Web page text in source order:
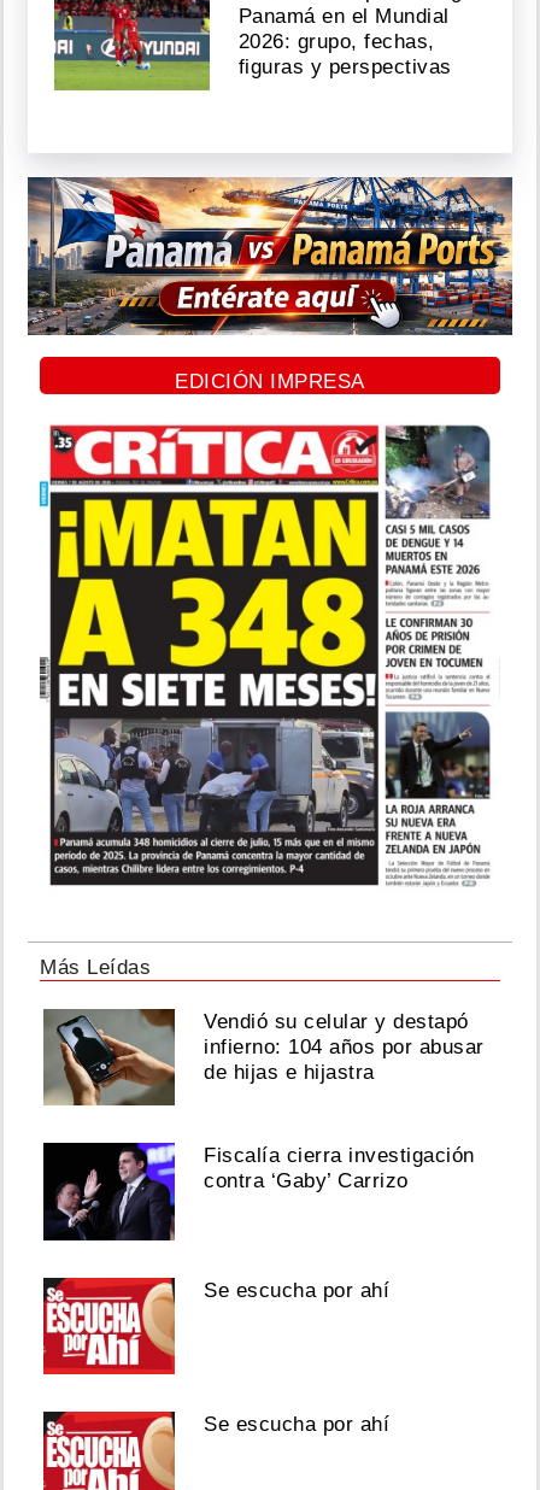
Panamá en el Mundial
2026: grupo, fechas,
figuras y perspectivas
EDICIÓN IMPRESA
Más Leídas
Vendió su celular y destapó
infierno: 104 años por abusar
de hijas e hijastra
Fiscalía cierra investigación
contra ‘Gaby’ Carrizo
Se escucha por ahí
Se escucha por ahí